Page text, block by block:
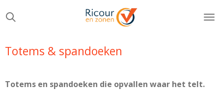
direct
de
hoofdinhoud
Totems & spandoeken
Totems en spandoeken die opvallen waar het telt.